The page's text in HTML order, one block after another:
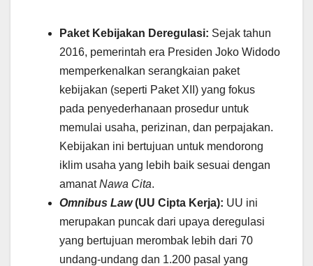
Paket Kebijakan Deregulasi: Sejak tahun
2016, pemerintah era Presiden Joko Widodo
memperkenalkan serangkaian paket
kebijakan (seperti Paket XII) yang fokus
pada penyederhanaan prosedur untuk
memulai usaha, perizinan, dan perpajakan.
Kebijakan ini bertujuan untuk mendorong
iklim usaha yang lebih baik sesuai dengan
amanatNawa Cita.
Omnibus Law(UU Cipta Kerja): UU ini
merupakan puncak dari upaya deregulasi
yang bertujuan merombak lebih dari 70
undang-undang dan 1.200 pasal yang